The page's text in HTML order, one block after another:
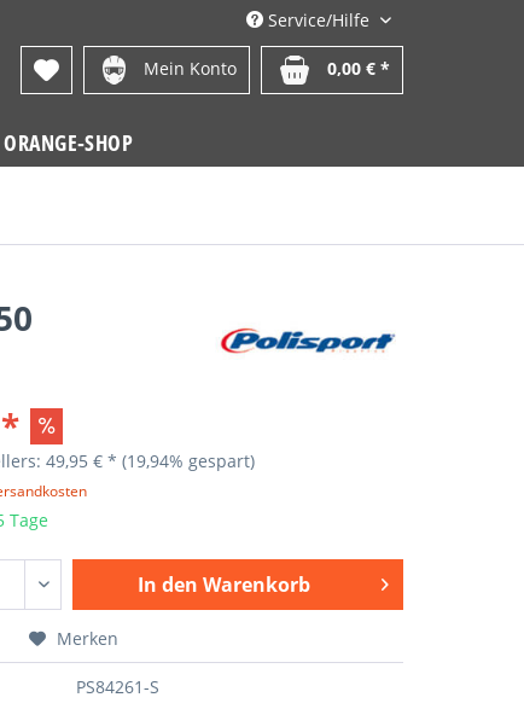
Service/Hilfe
Mein Konto 0,00 € *
ORANGE-SHOP
49,95 € *(19,94% gespart)
Tage
In den Warenkorb
Merken
PS84261-S